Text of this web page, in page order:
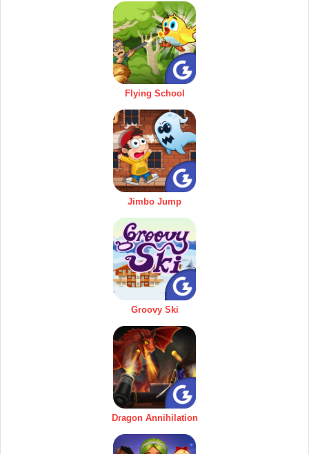
Flying School
Jimbo Jump
Groovy Ski
Dragon Annihilation